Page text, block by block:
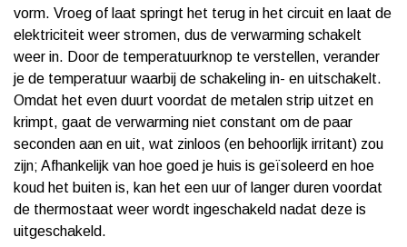
vorm. Vroeg of laat springt het terug in het circuit en laat de
elektriciteit weer stromen, dus de verwarming schakelt
weer in. Door de temperatuurknop te verstellen, verander
je de temperatuur waarbij de schakeling in- en uitschakelt.
Omdat het even duurt voordat de metalen strip uitzet en
krimpt, gaat de verwarming niet constant om de paar
seconden aan en uit, wat zinloos (en behoorlijk irritant) zou
zijn; Afhankelijk van hoe goed je huis is geïsoleerd en hoe
koud het buiten is, kan het een uur of langer duren voordat
de thermostaat weer wordt ingeschakeld nadat deze is
uitgeschakeld.